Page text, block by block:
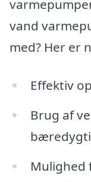
vand
med? Her er
Effektiv
Brug af
Mulighed